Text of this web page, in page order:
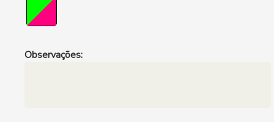
Observações: